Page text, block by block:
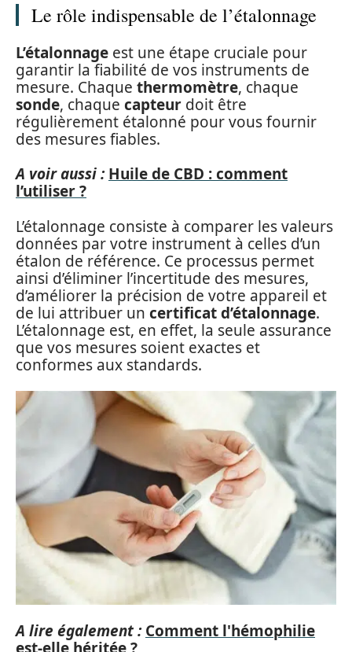
Le rôle indispensable de l’étalonnage
L’étalonnage est une étape cruciale pour
garantir la fiabilité de vos instruments de
mesure. Chaque thermomètre, chaque
sonde, chaque capteur doit être
régulièrement étalonné pour vous fournir
des mesures fiables.
A voir aussi : Huile de CBD : comment
l’utiliser ?
L’étalonnage consiste à comparer les valeurs
données par votre instrument à celles d’un
étalon de référence. Ce processus permet
ainsi d’éliminer l’incertitude des mesures,
d’améliorer la précision de votre appareil et
de lui attribuer un certificat d’étalonnage.
L’étalonnage est, en effet, la seule assurance
que vos mesures soient exactes et
conformes aux standards.
A lire également : Comment l'hémophilie